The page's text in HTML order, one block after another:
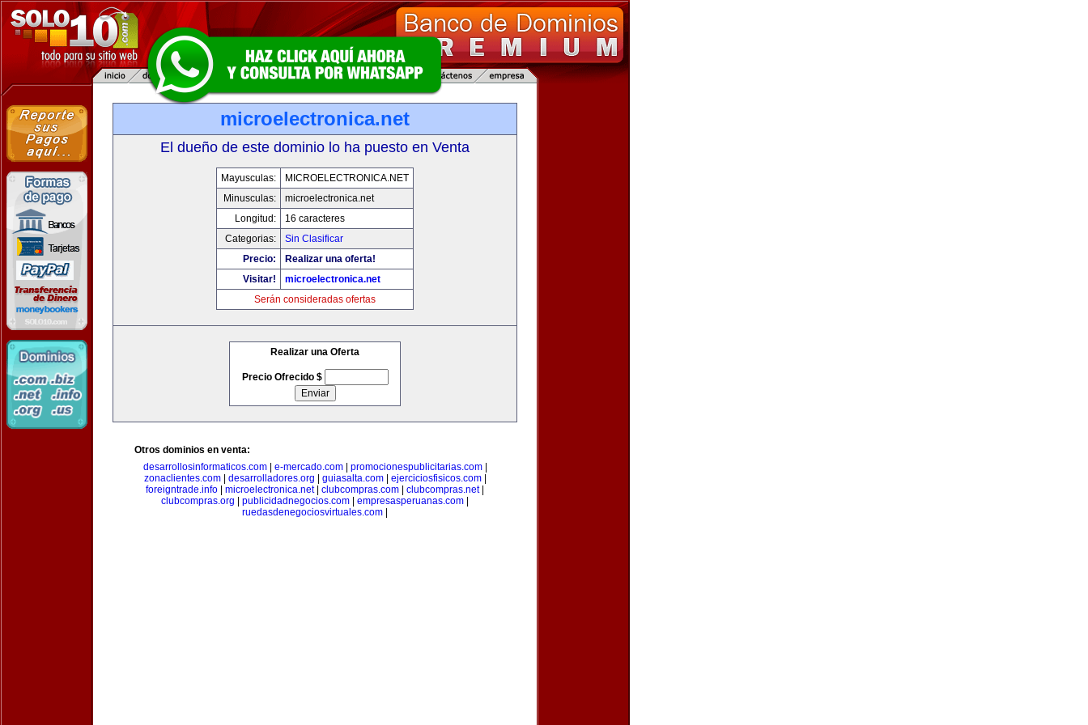
microelectronica.net
El dueño de este dominio lo ha puesto en Venta
Mayusculas:
MICROELECTRONICA.NET
Minusculas:
microelectronica.net
Longitud:
16 caracteres
Categorias:
Sin Clasificar
Precio:
Realizar una oferta!
Visitar!
microelectronica.net
Serán consideradas ofertas
Realizar una Oferta
Precio Ofrecido $
Otros dominios en venta:
desarrollosinformaticos.com| e-mercado.com| promocionespublicitarias.com|
zonaclientes.com| desarrolladores.org guiasalta.com| ejerciciosfisicos.com|
foreigntrade.info
microelectronica.net| clubcompras.com clubcompras.net|
clubcompras.org
publicidadnegocios.com empresasperuanas.com
ruedasdenegociosvirtuales.com